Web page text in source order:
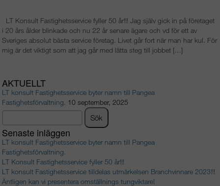
LT Konsult Fastighetsservice fyller 50 år!!! Jag själv gick in på företaget
i 20 års ålder blinkade och nu 22 år senare ägare och vd för ett av
Sveriges absolut bästa service företag. Livet går fort när man har kul. För
mig är det viktigt som att jag går med lätta steg till jobbet […]
AKTUELLT
LT konsult Fastighetsservice byter namn till Pangea
Fastighetsförvaltning. 10 september, 2025
Senaste inläggen
LT konsult Fastighetsservice byter namn till Pangea
Fastighetsförvaltning.
LT Konsult Fastighetsservice fyller 50 år!!!
LT konsult Fastighetsservice tilldelas utmärkelsen Branchvinnare 2023!!!
Äntligen kan vi presentera omställnings tungviktare!